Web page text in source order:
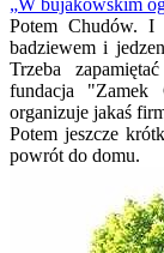
Potem Chudów. I
badziewem i
Trzeba
fundacja
organizuje jakaś
Potem jeszcze
powrót do domu.